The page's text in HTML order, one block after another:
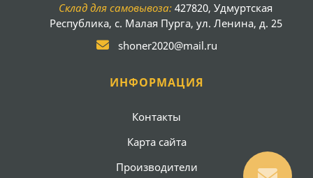
Склад для самовывоза: 427820, Удмуртская
Республика, с. Малая Пурга, ул. Ленина, д. 25
shoner2020@mail.ru
ИНФОРМАЦИЯ
Контакты
Карта сайта
Производители